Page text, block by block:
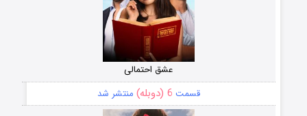
عشق احتمالی
قسمت 6 (دوبله) منتشر شد